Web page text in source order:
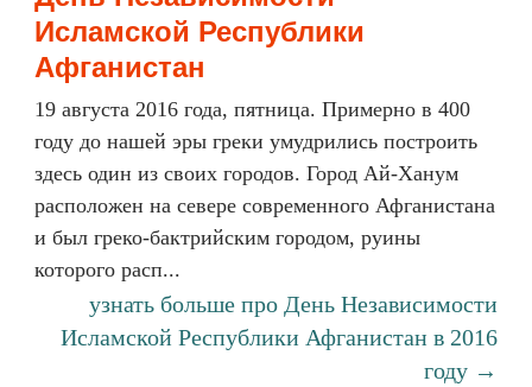
Исламской Республики
Афганистан
19 августа 2016 года, пятница. Примерно в 400
году до нашей эры греки умудрились построить
здесь один из своих городов. Город Ай-Ханум
расположен на севере современного Афганистана
и был греко-бактрийским городом, руины
которого расп...
узнать больше про День Независимости
Исламской Республики Афганистан в 2016
году →